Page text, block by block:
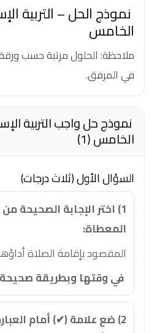
نموذج الحل – التربية
الخامس
في المرفق.
نموذج حل واجب التربية
الخامس (1)
السؤال الأول (ثلاث درجات)
1) اختر الإجابة الصحيحة من
المعطاة:
المقصود بإقامة الصلاة
في وقتها وبطريقة صحيحة
2) ضع علامة (✔) أمام